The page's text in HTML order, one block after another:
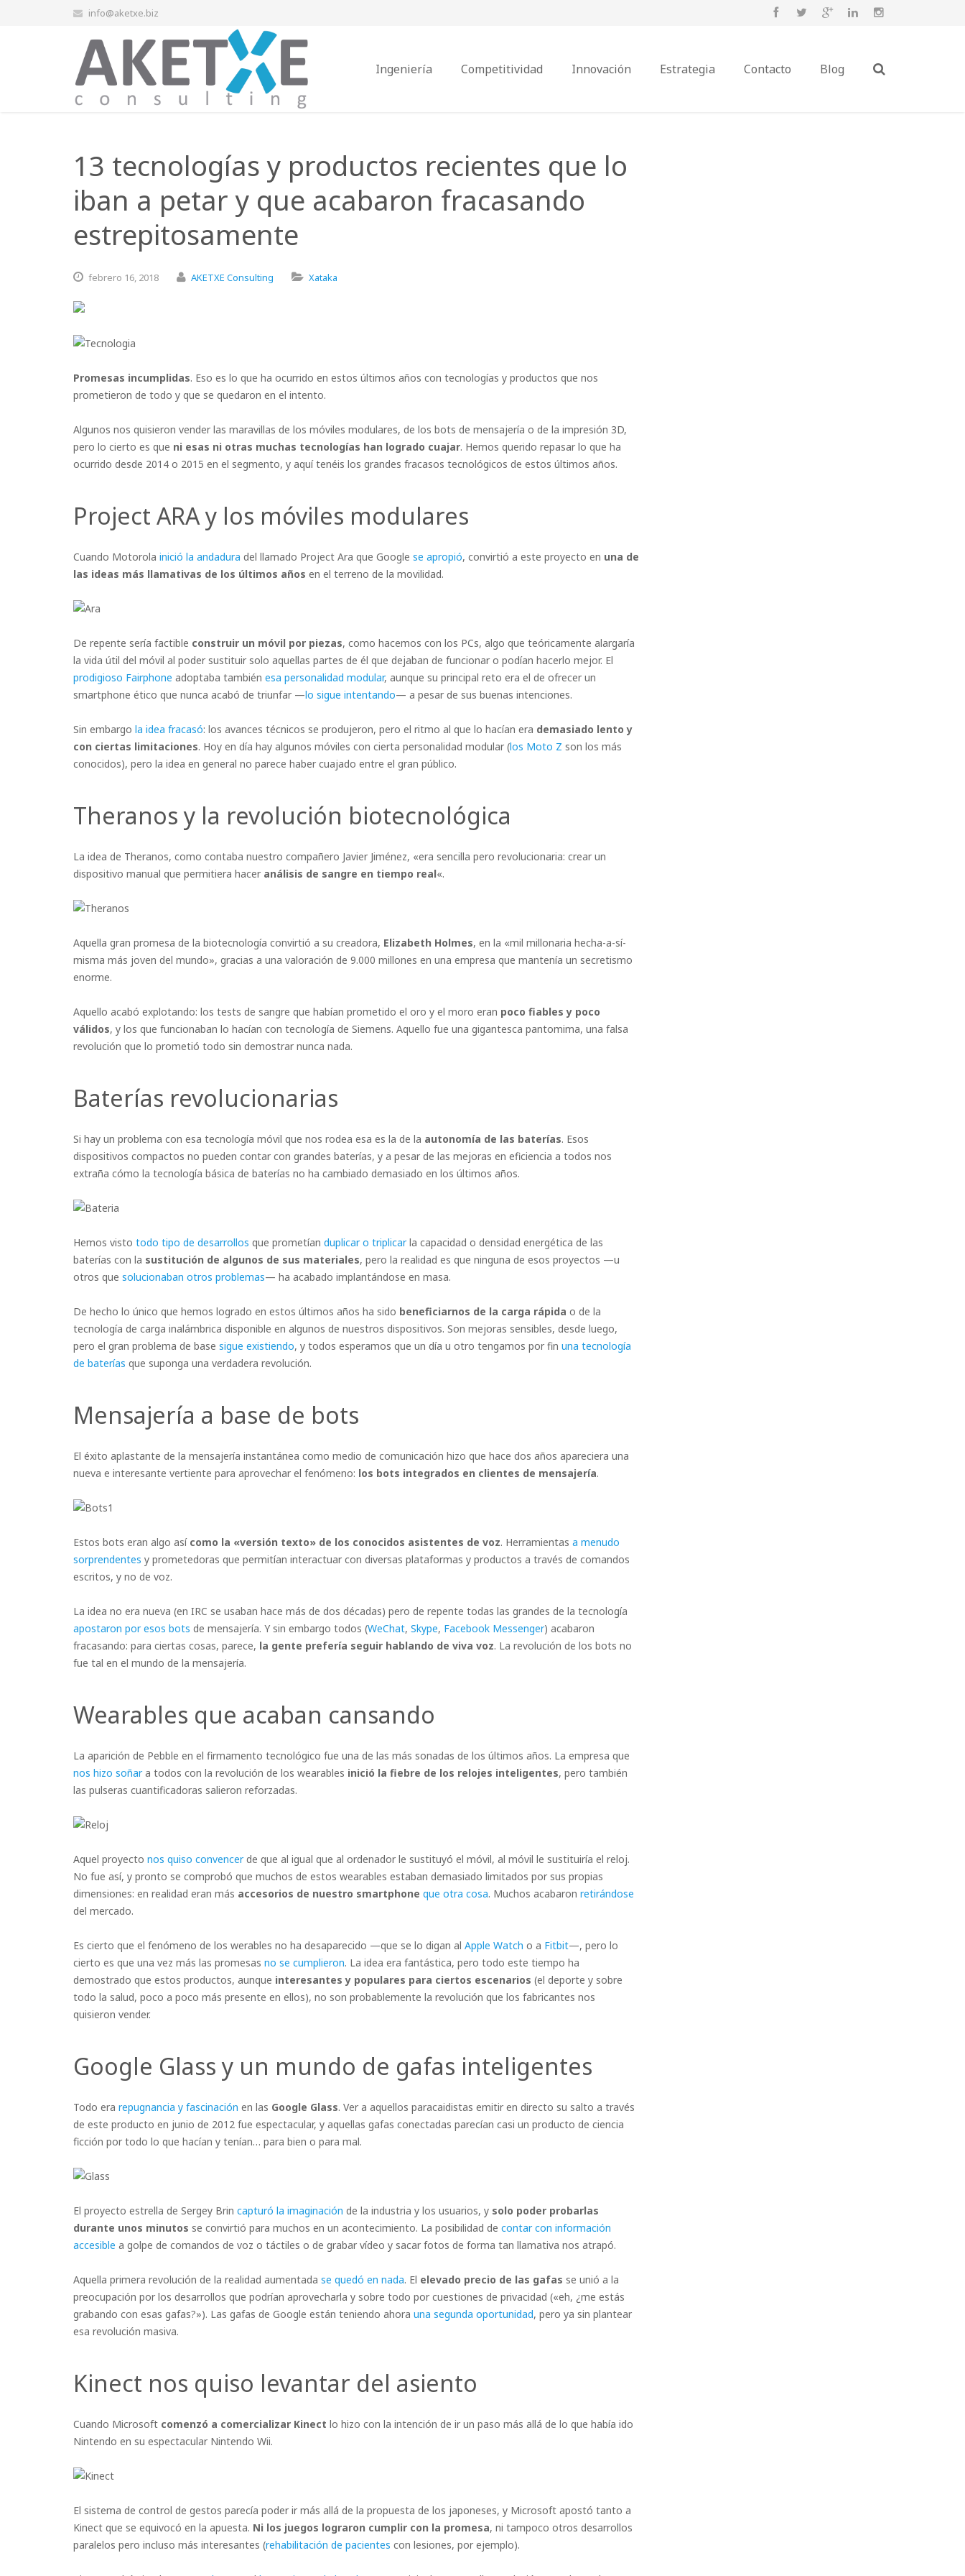
info@aketxe.biz
Ingeniería Competitividad Innovación Estrategia Contacto Blog
13 tecnologías y productos recientes que lo
iban a petar y que acabaron fracasando
estrepitosamente
febrero 16, 2018 AKETXE Consulting Xataka
Promesas incumplidas. Eso es lo que ha ocurrido en estos últimos años con tecnologías y productos que nos
prometieron de todo y que se quedaron en el intento.
Algunos nos quisieron vender las maravillas de los móviles modulares, de los bots de mensajería o de la impresión 3D,
pero lo cierto es que ni esas ni otras muchas tecnologías han logrado cuajar. Hemos querido repasar lo que ha
ocurrido desde 2014 o 2015 en el segmento, y aquí tenéis los grandes fracasos tecnológicos de estos últimos años.
Project ARA y los móviles modulares
Cuando Motorola inició la andadura del llamado Project Ara que Google se apropió, convirtió a este proyecto en una de
las ideas más llamativas de los últimos años en el terreno de la movilidad.
De repente sería factible construir un móvil por piezas, como hacemos con los PCs, algo que teóricamente alargaría
la vida útil del móvil al poder sustituir solo aquellas partes de él que dejaban de funcionar o podían hacerlo mejor. El
prodigioso Fairphone adoptaba también esa personalidad modular, aunque su principal reto era el de ofrecer un
smartphone ético que nunca acabó de triunfar —lo sigue intentando— a pesar de sus buenas intenciones.
Sin embargo la idea fracasó: los avances técnicos se produjeron, pero el ritmo al que lo hacían era demasiado lento y
con ciertas limitaciones. Hoy en día hay algunos móviles con cierta personalidad modular (los Moto Z son los más
conocidos), pero la idea en general no parece haber cuajado entre el gran público.
Theranos y la revolución biotecnológica
La idea de Theranos, como contaba nuestro compañero Javier Jiménez, «era sencilla pero revolucionaria: crear un
dispositivo manual que permitiera hacer análisis de sangre en tiempo real«.
Aquella gran promesa de la biotecnología convirtió a su creadora, Elizabeth Holmes, en la «mil millonaria hecha-a-sí-
misma más joven del mundo», gracias a una valoración de 9.000 millones en una empresa que mantenía un secretismo
enorme.
Aquello acabó explotando: los tests de sangre que habían prometido el oro y el moro eran poco fiables y poco
válidos, y los que funcionaban lo hacían con tecnología de Siemens. Aquello fue una gigantesca pantomima, una falsa
revolución que lo prometió todo sin demostrar nunca nada.
Baterías revolucionarias
Si hay un problema con esa tecnología móvil que nos rodea esa es la de la autonomía de las baterías. Esos
dispositivos compactos no pueden contar con grandes baterías, y a pesar de las mejoras en eficiencia a todos nos
extraña cómo la tecnología básica de baterías no ha cambiado demasiado en los últimos años.
Hemos visto todo tipo de desarrollos que prometían duplicar o triplicarla capacidad o densidad energética de las
baterías con la sustitución de algunos de sus materiales, pero la realidad es que ninguna de esos proyectos —u
otros que solucionaban otros problemas— ha acabado implantándose en masa.
De hecho lo único que hemos logrado en estos últimos años ha sido beneficiarnos de la carga rápida o de la
tecnología de carga inalámbrica disponible en algunos de nuestros dispositivos. Son mejoras sensibles, desde luego,
pero el gran problema de base sigue existiendo, y todos esperamos que un día u otro tengamos por fin una tecnología
de baterías que suponga una verdadera revolución.
Mensajería a base de bots
El éxito aplastante de la mensajería instantánea como medio de comunicación hizo que hace dos años apareciera una
nueva e interesante vertiente para aprovechar el fenómeno: los bots integrados en clientes de mensajería.
Estos bots eran algo así como la «versión texto» de los conocidos asistentes de voz. Herramientas a menudo
sorprendentes y prometedoras que permitían interactuar con diversas plataformas y productos a través de comandos
escritos, y no de voz.
La idea no era nueva (en IRC se usaban hace más de dos décadas) pero de repente todas las grandes de la tecnología
apostaron por esos bots de mensajería. Y sin embargo todos (WeChat, Skype, Facebook Messenger) acabaron
fracasando: para ciertas cosas, parece, la gente prefería seguir hablando de viva voz. La revolución de los bots no
fue tal en el mundo de la mensajería.
Wearables que acaban cansando
La aparición de Pebble en el firmamento tecnológico fue una de las más sonadas de los últimos años. La empresa que
nos hizo soñara todos con la revolución de los wearables inició la fiebre de los relojes inteligentes, pero también
las pulseras cuantificadoras salieron reforzadas.
Aquel proyecto nos quiso convencerde que al igual que al ordenador le sustituyó el móvil, al móvil le sustituiría el reloj.
No fue así, y pronto se comprobó que muchos de estos wearables estaban demasiado limitados por sus propias
dimensiones: en realidad eran más accesorios de nuestro smartphone que otra cosa. Muchos acabaron retirándose
del mercado.
Es cierto que el fenómeno de los werables no ha desaparecido —que se lo digan al Apple Watch o a Fitbit—, pero lo
cierto es que una vez más las promesas no se cumplieron. La idea era fantástica, pero todo este tiempo ha
demostrado que estos productos, aunque interesantes y populares para ciertos escenarios (el deporte y sobre
todo la salud, poco a poco más presente en ellos), no son probablemente la revolución que los fabricantes nos
quisieron vender.
Google Glass y un mundo de gafas inteligentes
Todo era repugnancia y fascinación en las Google Glass. Ver a aquellos paracaidistas emitir en directo su salto a través
de este producto en junio de 2012 fue espectacular, y aquellas gafas conectadas parecían casi un producto de ciencia
ficción por todo lo que hacían y tenían… para bien o para mal.
El proyecto estrella de Sergey Brin capturó la imaginación de la industria y los usuarios, y solo poder probarlas
durante unos minutos se convirtió para muchos en un acontecimiento. La posibilidad de contar con información
accesible a golpe de comandos de voz o táctiles o de grabar vídeo y sacar fotos de forma tan llamativa nos atrapó.
Aquella primera revolución de la realidad aumentada se quedó en nada. El elevado precio de las gafas se unió a la
preocupación por los desarrollos que podrían aprovecharla y sobre todo por cuestiones de privacidad («eh, ¿me estás
grabando con esas gafas?»). Las gafas de Google están teniendo ahora una segunda oportunidad, pero ya sin plantear
esa revolución masiva.
Kinect nos quiso levantar del asiento
Cuando Microsoft comenzó a comercializar Kinect lo hizo con la intención de ir un paso más allá de lo que había ido
Nintendo en su espectacular Nintendo Wii.
El sistema de control de gestos parecía poder ir más allá de la propuesta de los japoneses, y Microsoft apostó tanto a
Kinect que se equivocó en la apuesta. Ni los juegos lograron cumplir con la promesa, ni tampoco otros desarrollos
paralelos pero incluso más interesantes (rehabilitación de pacientes con lesiones, por ejemplo).